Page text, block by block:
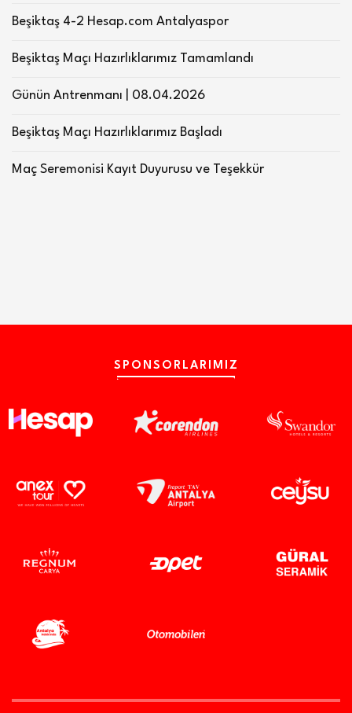
Beşiktaş 4-2 Hesap.com Antalyaspor
Beşiktaş Maçı Hazırlıklarımız Tamamlandı
Günün Antrenmanı | 08.04.2026
Beşiktaş Maçı Hazırlıklarımız Başladı
Maç Seremonisi Kayıt Duyurusu ve Teşekkür
SPONSORLARIMIZ